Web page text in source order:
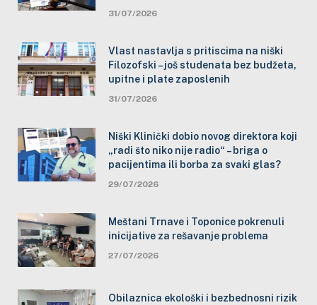
31/07/2026
Vlast nastavlja s pritiscima na niški
Filozofski – još studenata bez budžeta,
upitne i plate zaposlenih
31/07/2026
Niški Klinički dobio novog direktora koji
„radi što niko nije radio“ – briga o
pacijentima ili borba za svaki glas?
29/07/2026
Meštani Trnave i Toponice pokrenuli
inicijative za rešavanje problema
27/07/2026
Obilaznica ekološki i bezbednosni rizik